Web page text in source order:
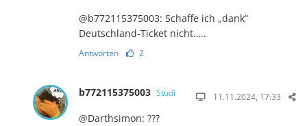
@b772115375003: Schaffe ich „dank“
Deutschland-Ticket nicht…..
Antworten 2
b772115375003 Studi 11.11.2024, 17:33
@Darthsimon: ???